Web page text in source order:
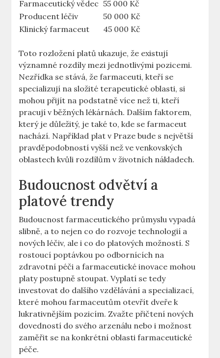
Farmaceutický vědec 55 000 Kč
Producent léčiv
50 000 Kč
Klinický farmaceut
45 000 Kč
Toto rozložení platů ukazuje, že existují
významné rozdíly mezi jednotlivými pozicemi.
Nezřídka se stává, že farmaceuti, kteří se
specializují na složité terapeutické oblasti, si
mohou přijít na podstatně více než ti, kteří
pracují v běžných lékárnách. Dalším faktorem,
který je důležitý, je také to, kde se farmaceut
nachází. Například plat v Praze bude s největší
pravděpodobností vyšší než ve venkovských
oblastech kvůli rozdílům v životních nákladech.
Budoucnost odvětví a
platové trendy
Budoucnost farmaceutického průmyslu vypadá
slibně, a to nejen co do rozvoje technologií a
nových léčiv, ale i co do platových možností. S
rostoucí poptávkou po odbornících na
zdravotní péči a farmaceutické inovace mohou
platy postupně stoupat. Vyplatí se tedy
investovat do dalšího vzdělávání a specializací,
které mohou farmaceutům otevřít dveře k
lukrativnějším pozicím. Zvažte přičtení nových
dovedností do svého arzenálu nebo i možnost
zaměřit se na konkrétní oblasti farmaceutické
péče.